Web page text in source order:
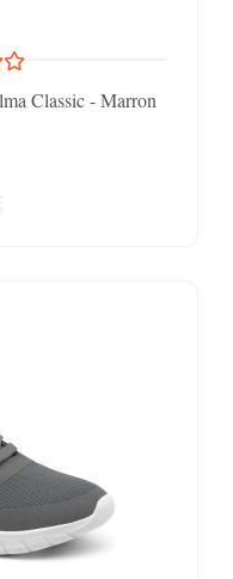
Classic - Marron